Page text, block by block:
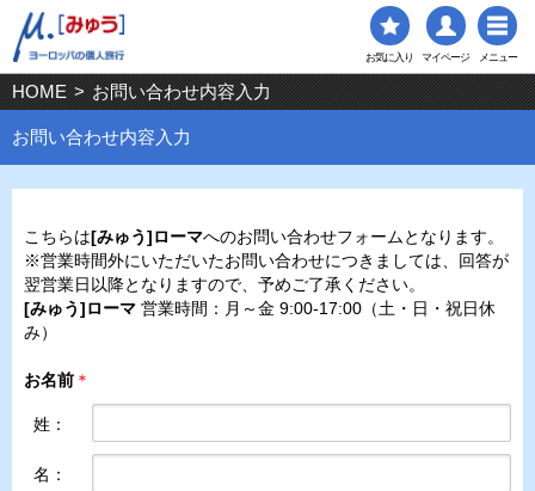
お気に入り マイページ メニュー
HOME > お問い合わせ内容入力
お問い合わせ内容入力
こちらは[みゅう]ローマへのお問い合わせフォームとなります。
※営業時間外にいただいたお問い合わせにつきましては、回答が
翌営業日以降となりますので、予めご了承ください。
[みゅう]ローマ 営業時間：月～金 9:00-17:00（土・日・祝日休
み）
お名前 ＊
姓：
名：